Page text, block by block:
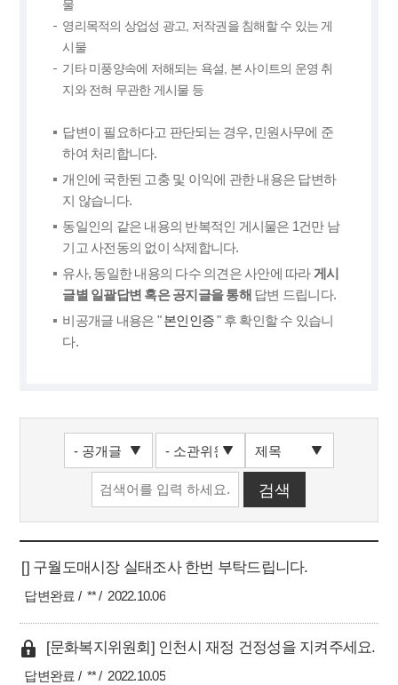
물
영리목적의 상업성 광고, 저작권을 침해할 수 있는 게
시물
기타 미풍양속에 저해되는 욕설, 본 사이트의 운영 취
지와 전혀 무관한 게시물 등
답변이 필요하다고 판단되는 경우, 민원사무에 준
하여 처리합니다.
개인에 국한된 고충 및 이익에 관한 내용은 답변하
지 않습니다.
동일인의 같은 내용의 반복적인 게시물은 1건만 남
기고 사전동의 없이 삭제합니다.
유사, 동일한 내용의 다수 의견은 사안에 따라게시
글별 일괄답변 혹은 공지글을 통해 답변 드립니다.
비공개글 내용은 "본인인증" 후 확인할 수 있습니
다.
[] 구월도매시장 실태조사 한번 부탁드립니다.
답변완료 ** 2022.10.06
[문화복지위원회] 인천시 재정 건정성을 지켜주세요.
답변완료 ** 2022.10.05